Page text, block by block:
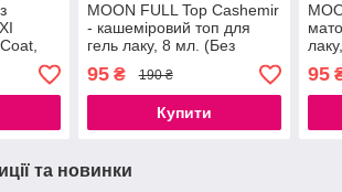
MOON FULL Top Cashemir
- кашеміровий топ для
гель лаку, 8 мл. (Без
липкого шару)
95₴ 190 ₴
Купити
95
та новинки